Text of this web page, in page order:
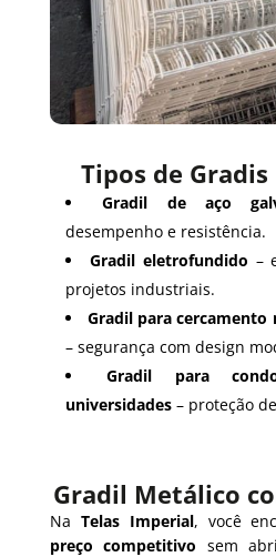
Tipos de
Gradil de aço
desempenho e resistência.
Gradil eletrofundido –
projetos industriais.
Gradil para cercamento
– segurança com design
Gradil para
universidades– proteção
Gradil Metálico
Na Telas Imperial, você
preço competitivo sem